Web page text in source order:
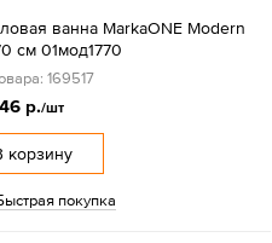
ванна MarkaONE Modern
см 01мод1770
169517
р./шт
корзину
покупка